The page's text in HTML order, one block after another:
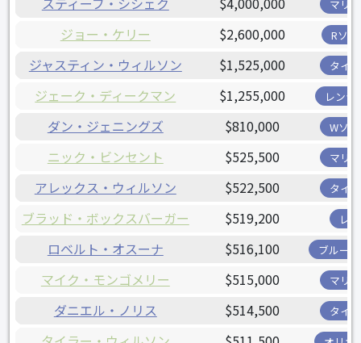
マリ
ジョー・ケリー $2,600,000 Rソ
ジャスティン・ウィルソン $1,525,000 タイ
ジェーク・ディークマン $1,255,000 レンジ
ダン・ジェニングズ $810,000 Wソ
ニック・ビンセント $525,500 マリ
アレックス・ウィルソン $522,500 タイ
ブラッド・ボックスバーガー $519,200 レ
ロベルト・オスーナ $516,100 ブルー
マイク・モンゴメリー $515,000 マリ
ダニエル・ノリス $514,500 タイ